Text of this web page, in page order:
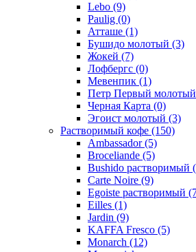
Lebo (9)
Paulig (0)
Атташе (1)
Бушидо молотый (3)
Жокей (7)
Лофбергс (0)
Мевенпик (1)
Петр Первый молотый
Черная Карта (0)
Эгоист молотый (3)
Растворимый кофе (150)
Ambassador(5)
Broceliande (5)
Bushido растворимый
Carte Noire (9)
Egoiste растворимый
Eilles (1)
Jardin (9)
KAFFA Fresco (5)
Monarch (12)